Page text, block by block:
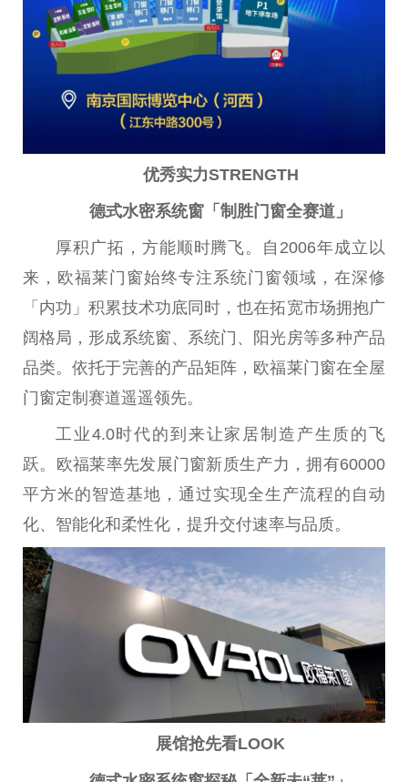
优秀实力STRENGTH
德式水密系统窗 「 制胜门窗全赛道 」
厚积广拓，方能顺时腾飞。自2006年成立以
来，欧福莱门窗始终专注系统门窗领域，在深修
「内功」积累技术功底同时，也在拓宽市场拥抱广
阔格局，形成系统窗、系统门、阳光房等多种产品
品类。依托于完善的产品矩阵，欧福莱门窗在全屋
门窗定制赛道遥遥领先。
工业4.0时代的到来让家居制造产生质的飞
跃。欧福莱率先发展门窗新质生产力，拥有60000
平方米的智造基地，通过实现全生产流程的自动
化、智能化和柔性化，提升交付速率与品质。
展馆抢先看LOOK